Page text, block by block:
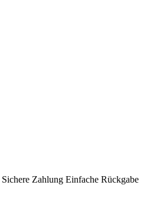
Sichere Zahlung Einfache Rückgabe